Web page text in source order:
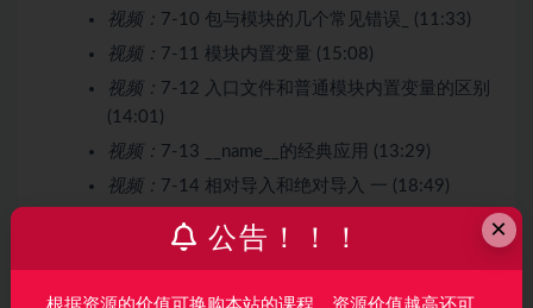
视频： 7-10 包与模块的几个常见错误_ (11:33)
视频： 7-11 模块内置变量 (15:08)
视频： 7-12 入口文件和普通模块内置变量的区别
(14:01)
视频： 7-13 __name__的经典应用 (13:29)
视频： 7-14 相对导入和绝对导入 一 (18:49)
7-15 相对导入和绝对导入 二 (07:37) ×
公告！！！